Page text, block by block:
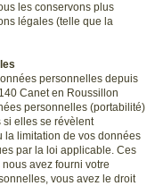
les conservons plus
légales (telle que la
personnelles depuis
Canet en Roussillon
personnelles (portabilité)
si elles se révèlent
la limitation de vos données
par la loi applicable. Ces
avez fourni votre
vous avez le droit